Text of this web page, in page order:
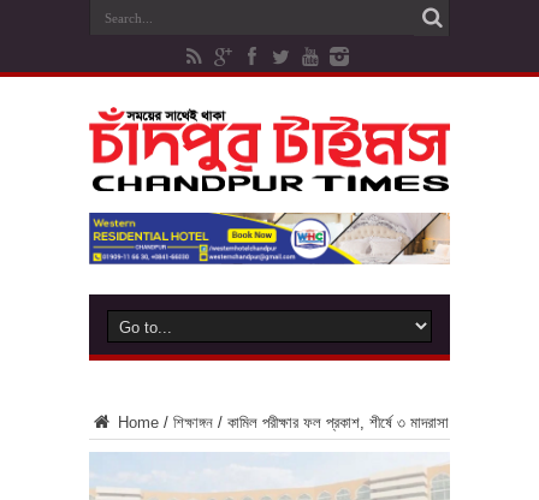
Home / শিক্ষাঙ্গন / কামিল পরীক্ষার ফল প্রকাশ, শীর্ষে ৩ মাদরাসা